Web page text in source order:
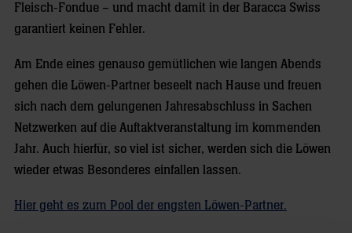
Fleisch-Fondue – und macht damit in der Baracca Swiss
garantiert keinen Fehler.
Am Ende eines genauso gemütlichen wie langen Abends
gehen die Löwen-Partner beseelt nach Hause und freuen
sich nach dem gelungenen Jahresabschluss in Sachen
Netzwerken auf die Auftaktveranstaltung im kommenden
Jahr. Auch hierfür, so viel ist sicher, werden sich die Löwen
wieder etwas Besonderes einfallen lassen.
Hier geht es zum Pool der engsten Löwen-Partner.